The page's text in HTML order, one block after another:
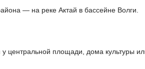
— на реке Актай в бассейне Волги.
центральной площади, дома культуры